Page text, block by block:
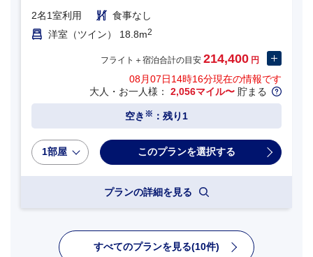
2名1室利用
食事なし
洋室（ツイン） 18.8m2
フライト＋宿泊合計の目安 214,400 円
08月07日14時16分現在の情報です
大人・お一人様： 2,056マイル〜 貯まる
空き ※ ：残り1
1部屋
プランの詳細を見る
すべてのプランを見る(10件)